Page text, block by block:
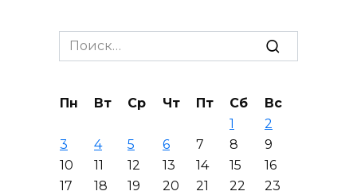
Search
for:
Пн Вт Ср Чт Пт Сб
Вс
1
2
3
4 5 6 7 8
9
10
11 12 13 14 15
16
17
18 19 20 21 22
23